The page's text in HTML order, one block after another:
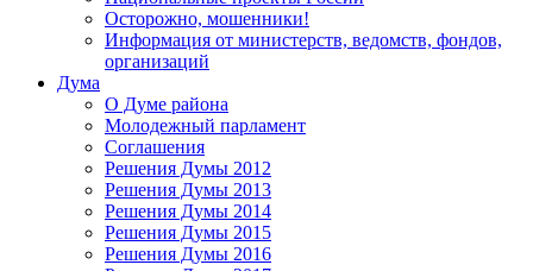
Осторожно, мошенники!
Информация от министерств, ведомств, фондов,
организаций
Дума
О Думе района
Молодежный парламент
Соглашения
Решения Думы 2012
Решения Думы 2013
Решения Думы 2014
Решения Думы 2015
Решения Думы 2016